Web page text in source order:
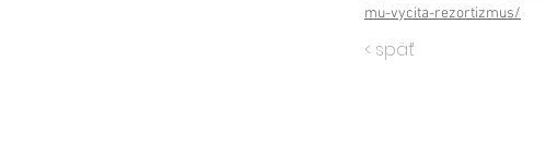
mu-vycita-rezortizmus/
< späť